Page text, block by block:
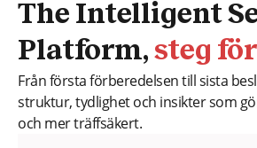
The Intelligent
Platform, steg
Från första förberedelsen till sista
struktur, tydlighet och insikter som
och mer träffsäkert.